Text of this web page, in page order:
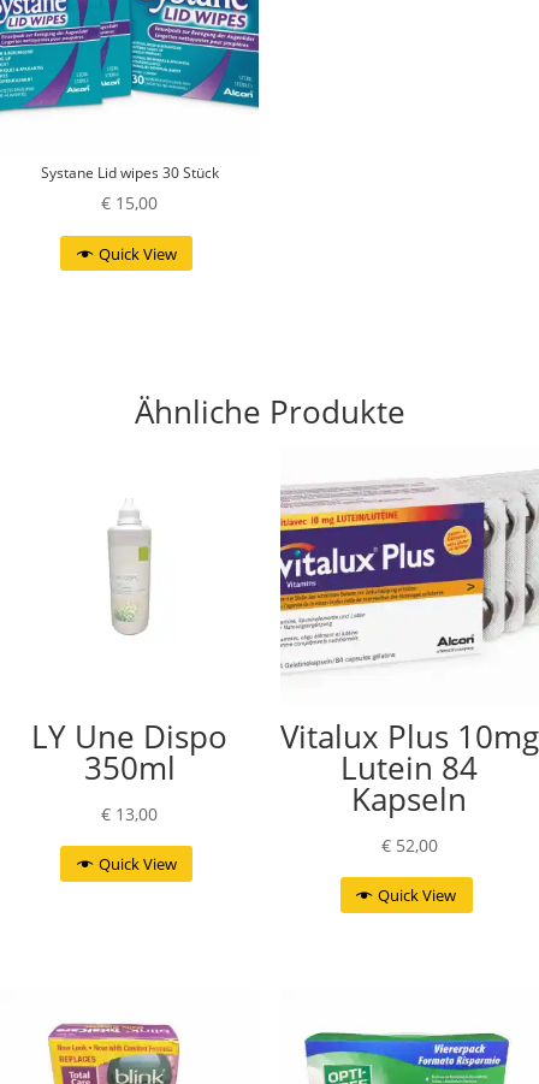
Systane Lid wipes 30 Stück
€ 15,00
Quick View
Ähnliche Produkte
LY Une Dispo
350ml
€ 13,00
Quick View
Vitalux Plus 10mg
Lutein 84
Kapseln
€52,00
Quick View